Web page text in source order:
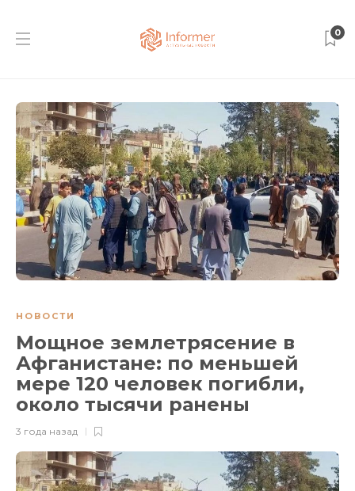
0
НОВОСТИ
Мощное землетрясение в
Афганистане: по меньшей
мере 120 человек погибли,
около тысячи ранены
3 года назад